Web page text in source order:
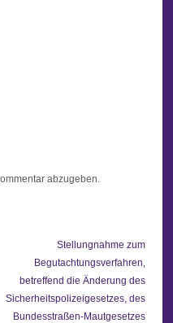
abzugeben.
Stellungnahme zum
Begutachtungsverfahren,
betreffend die Änderung des
Sicherheitspolizeigesetzes, des
Bundesstraßen-Mautgesetzes